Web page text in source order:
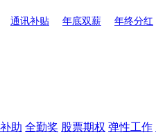
通讯补贴 年底双薪 年终分红
助 全勤奖 股票期权 弹性工作